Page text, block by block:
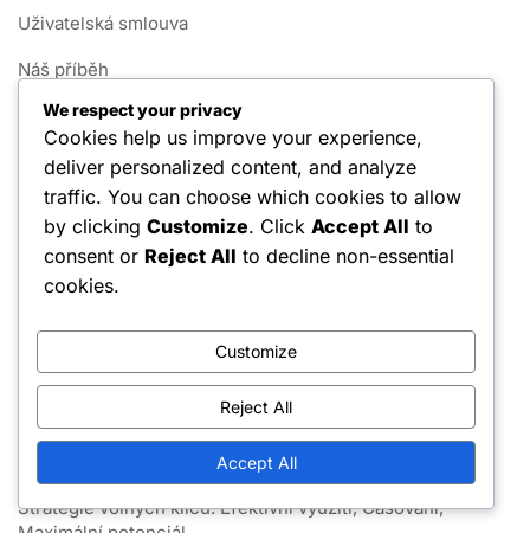
Uživatelská smlouva
Náš příběh
Zásady používání souborů cookie
Zásady ochrany dat
Obraťte se na nás
Nejnovější příspěvky
omezenou dobu, Zapojení komunity
Sezónní lov Ceny zdroje: Herní akce, komunitní soutěže,
propagace na sociálních médiích
Exploity mincí: Chyby, triky, neúmyslné mechaniky
Strategie volných klíčů: Efektivní využití, Časování,
We respect your privacy
Cookies help us improve your experience,
deliver personalized content, and analyze
traffic. You can choose which cookies to allow
by clicking Customize. Click Accept All to
consent or Reject All to decline non-essential
cookies.
Customize
Reject All
Accept All